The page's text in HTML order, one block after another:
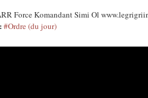
Force Komandant Simi Ol
#Ordre (du jour)